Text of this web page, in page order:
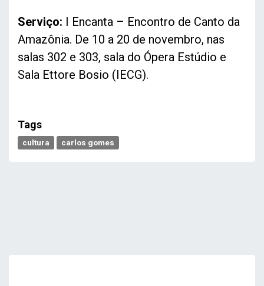
Serviço: I Encanta – Encontro de Canto da
Amazônia. De 10 a 20 de novembro, nas
salas 302 e 303, sala do Ópera Estúdio e
Sala Ettore Bosio (IECG).
Tags
cultura carlos gomes